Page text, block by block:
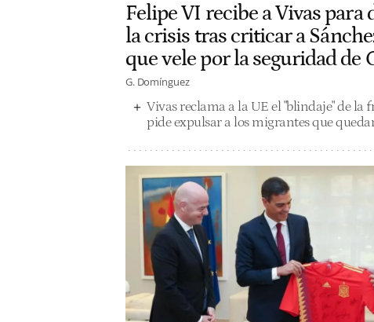
Felipe VI recibe a Vivas para
la crisis tras criticar a
que vele por la seguridad de
G. Domínguez
Vivas reclama a la UE el "blindaje" de la
pide expulsar a los migrantes que